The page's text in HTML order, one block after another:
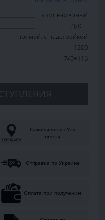
компьютерный
ЛДСП
прямой, с надстройкой
1200
749+116
Самовывоз из Укр
почты
Отправка по Украине
Оплата при получении